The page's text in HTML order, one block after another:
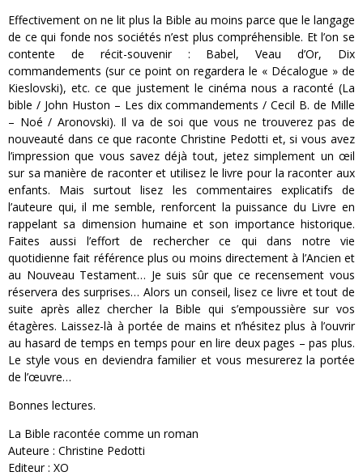
Effectivement on ne lit plus la Bible au moins parce que le langage
de ce qui fonde nos sociétés n’est plus compréhensible. Et l’on se
contente de récit-souvenir : Babel, Veau d’Or, Dix
commandements (sur ce point on regardera le « Décalogue » de
Kieslovski), etc. ce que justement le cinéma nous a raconté (La
bible / John Huston – Les dix commandements / Cecil B. de Mille
– Noé / Aronovski). Il va de soi que vous ne trouverez pas de
nouveauté dans ce que raconte Christine Pedotti et, si vous avez
l’impression que vous savez déjà tout, jetez simplement un œil
sur sa manière de raconter et utilisez le livre pour la raconter aux
enfants. Mais surtout lisez les commentaires explicatifs de
l’auteure qui, il me semble, renforcent la puissance du Livre en
rappelant sa dimension humaine et son importance historique.
Faites aussi l’effort de rechercher ce qui dans notre vie
quotidienne fait référence plus ou moins directement à l’Ancien et
au Nouveau Testament… Je suis sûr que ce recensement vous
réservera des surprises… Alors un conseil, lisez ce livre et tout de
suite après allez chercher la Bible qui s’empoussière sur vos
étagères. Laissez-là à portée de mains et n’hésitez plus à l’ouvrir
au hasard de temps en temps pour en lire deux pages – pas plus.
Le style vous en deviendra familier et vous mesurerez la portée
de l’œuvre…
Bonnes lectures.
La Bible racontée comme un roman
Auteure : Christine Pedotti
Editeur : XO